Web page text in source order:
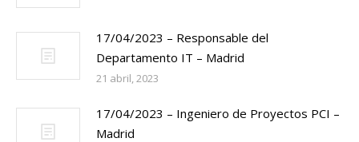
17/04/2023 – Responsable del
Departamento IT – Madrid
21 abril, 2023
17/04/2023 – Ingeniero de Proyectos PCI –
Madrid